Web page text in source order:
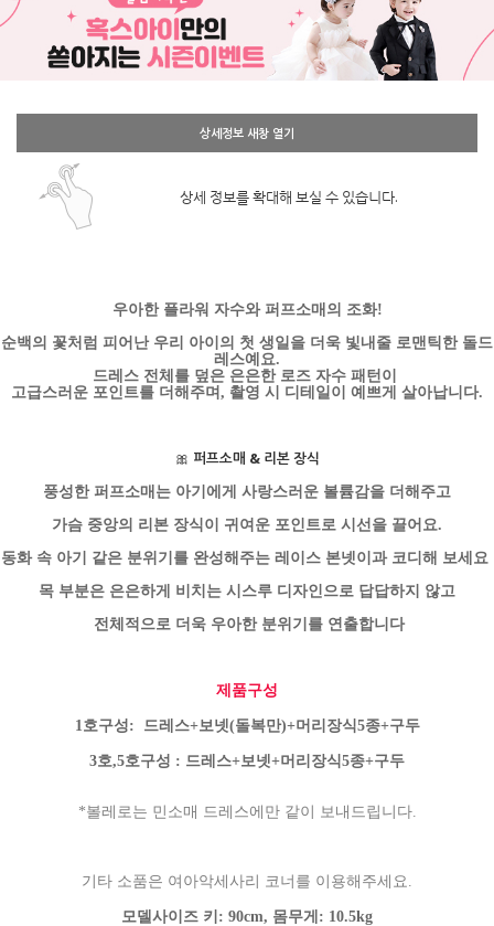
상세정보 새창 열기
상세 정보를 확대해 보실 수 있습니다.
우아한 플라워 자수와 퍼프소매의 조화!
순백의 꽃처럼 피어난 우리 아이의 첫 생일을 더욱 빛내줄 로맨틱한 돌드
레스예요.
드레스 전체를 덮은 은은한 로즈 자수 패턴이
고급스러운 포인트를 더해주며, 촬영 시 디테일이 예쁘게 살아납니다.
🎀 퍼프소매 & 리본 장식
풍성한 퍼프소매는 아기에게 사랑스러운 볼륨감을 더해주고
가슴 중앙의 리본 장식이 귀여운 포인트로 시선을 끌어요.
동화 속 아기 같은 분위기를 완성해주는 레이스 본넷이과 코디해 보세요
목 부분은 은은하게 비치는 시스루 디자인으로 답답하지 않고
전체적으로 더욱 우아한 분위기를 연출합니다
제품구성
1호구성: 드레스+보넷(돌복만)+머리장식5종+구두
3호,5호구성 : 드레스+보넷+머리장식5종+구두
*볼레로는 민소매 드레스에만 같이 보내드립니다.
기타 소품은 여아악세사리 코너를 이용해주세요.
모델사이즈 키: 90cm, 몸무게: 10.5kg